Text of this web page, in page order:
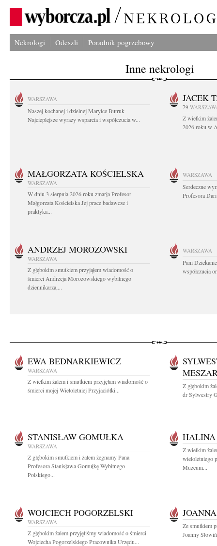
Nekrologi Odeszli Poradnik pogrzebowy
Inne nekrologi
WARSZAWA
Naszej kochanej i dzielnej Marylce Butruk
Najcieplejsze wyrazy wsparcia i współczucia w...
JACEK
79
Z wielkim
2026 roku w
MAŁGORZATA KOŚCIELSKA
WARSZAWA
W dniu 3 sierpnia 2026 roku zmarła Profesor
Małgorzata Kościelska Jej prace badawcze i
praktyka...
WARSZAWA
Serdeczne
Profesora
ANDRZEJ MOROZOWSKI
WARSZAWA
Z głębokim smutkiem przyjąłem wiadomość o
śmierci Andrzeja Morozowskiego wybitnego
dziennikarza,...
WARSZAWA
Pani
współczucia
EWA BEDNARKIEWICZ
WARSZAWA
Z wielkim żalem i smutkiem przyjęłam wiadomość o
śmierci mojej Wieloletniej Przyjaciółki...
Z głębokim
dr Sylwestry
STANISŁAW GOMUŁKA
WARSZAWA
Z głębokim smutkiem i żalem żegnamy Pana
Profesora Stanisława Gomułkę Wybitnego
Polskiego...
HALINA
Z wielkim
wieloletniego
Muzeum...
WOJCIECH POGORZELSKI
WARSZAWA
Z głębokim żalem przyjęliśmy wiadomość o śmierci
Wojciecha Pogorzelskiego Pracownika Urzędu...
Ze smutkiem
Joanny